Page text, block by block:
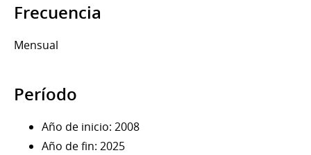
Frecuencia
Mensual
Período
Año de inicio: 2008
Año de fin: 2025